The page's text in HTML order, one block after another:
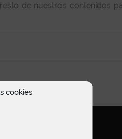
cookies
de nuestros contenidos